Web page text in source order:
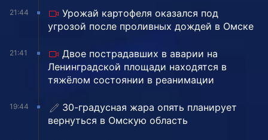
21:44
Урожай картофеля оказался под
угрозой после проливных дождей в Омске
21:41
Двое пострадавших в аварии на
Ленинградской площади находятся в
тяжёлом состоянии в реанимации
19:44
30-градусная жара опять планирует
вернуться в Омскую область